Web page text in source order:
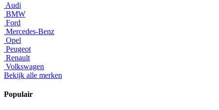
Audi
BMW
Ford
Mercedes-Benz
Opel
Peugeot
Renault
Volkswagen
Bekijk alle merken
Populair